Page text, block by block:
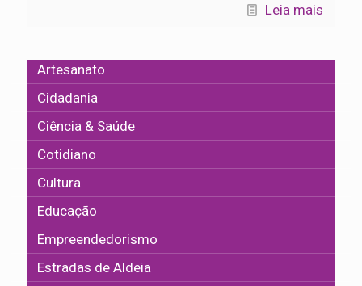
Leia mais
Artesanato
Cidadania
Ciência & Saúde
Cotidiano
Cultura
Educação
Empreendedorismo
Estradas de Aldeia